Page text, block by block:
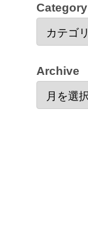
Category
Archive